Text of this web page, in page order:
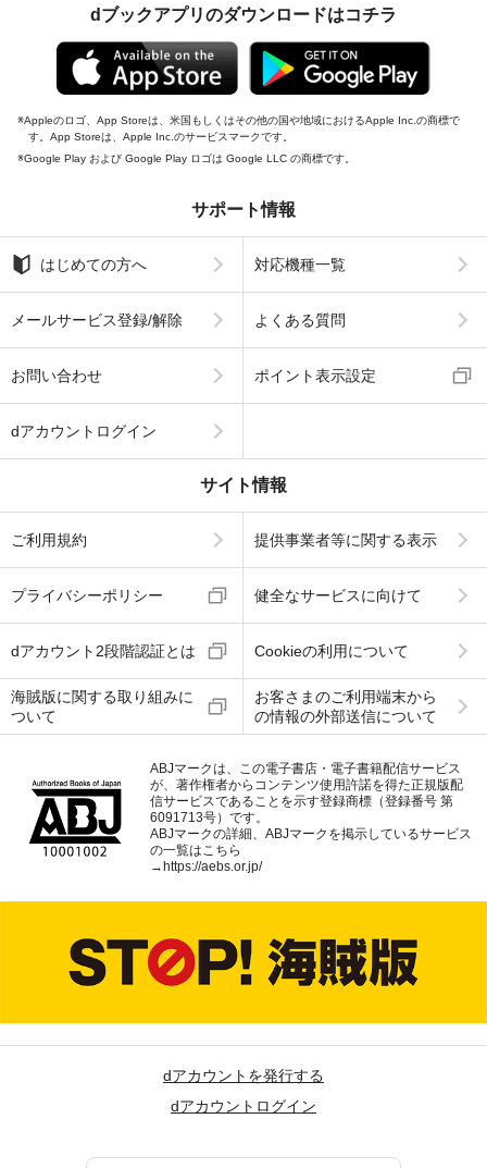
dブックアプリのダウンロードはコチラ
Appleのロゴ、App Storeは、米国もしくはその他の国や地域におけるApple Inc.の商標で
す。App Storeは、Apple Inc.のサービスマークです。
Google Play および Google Play ロゴは Google LLC の商標です。
サポート情報
はじめての方へ 対応機種一覧
メールサービス登録/解除 よくある質問
お問い合わせ ポイント表示設定
dアカウントログイン
サイト情報
ご利用規約 提供事業者等に関する表示
プライバシーポリシー 健全なサービスに向けて
dアカウント2段階認証とは Cookieの利用について
海賊版に関する取り組みに
ついて
お客さまのご利用端末から
の情報の外部送信について
ABJマークは、この電子書店・電子書籍配信サービス
が、著作権者からコンテンツ使用許諾を得た正規版配
信サービスであることを示す登録商標（登録番号 第
6091713号）です。
ABJマークの詳細、ABJマークを掲示しているサービス
の一覧はこちら
→ https://aebs.or.jp/
dアカウントを発行する
dアカウントログイン